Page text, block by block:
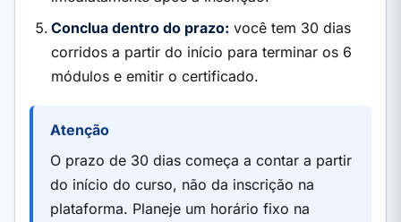
Conclua dentro do prazo: você tem 30 dias
corridos a partir do início para terminar os 6
módulos e emitir o certificado.
Atenção
O prazo de 30 dias começa a contar a partir
do início do curso, não da inscrição na
plataforma. Planeje um horário fixo na